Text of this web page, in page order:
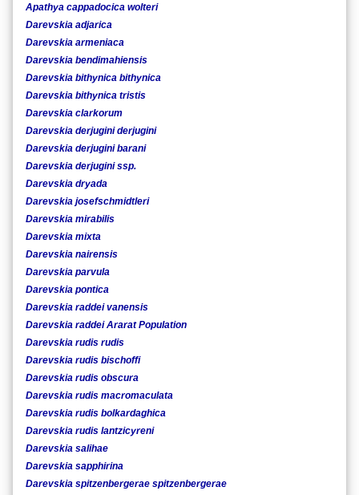
Apathya cappadocica wolteri
Darevskia adjarica
Darevskia armeniaca
Darevskia bendimahiensis
Darevskia bithynica bithynica
Darevskia bithynica tristis
Darevskia clarkorum
Darevskia derjugini derjugini
Darevskia derjugini barani
Darevskia derjugini ssp.
Darevskia dryada
Darevskia josefschmidtleri
Darevskia mirabilis
Darevskia mixta
Darevskia nairensis
Darevskia parvula
Darevskia pontica
Darevskia raddei vanensis
Darevskia raddei Ararat Population
Darevskia rudis rudis
Darevskia rudis bischoffi
Darevskia rudis obscura
Darevskia rudis macromaculata
Darevskia rudis bolkardaghica
Darevskia rudis lantzicyreni
Darevskia salihae
Darevskia sapphirina
Darevskia spitzenbergerae spitzenbergerae